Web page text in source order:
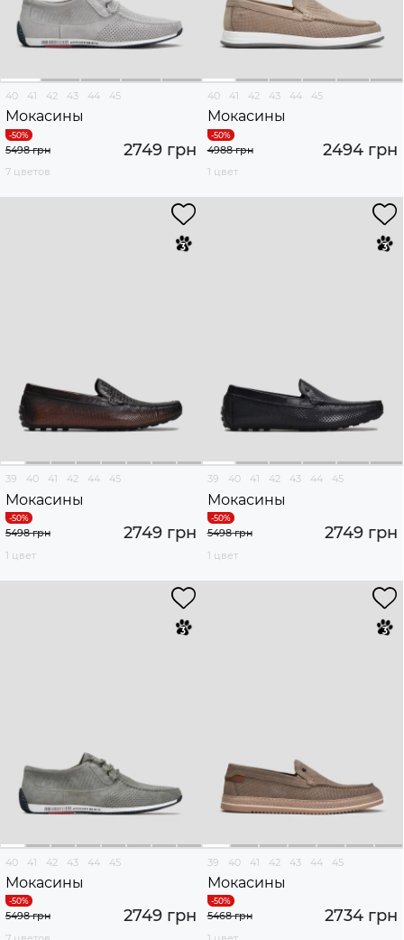
40 41 42 43 44 45
Мокасины
2749 грн
5498 грн
7 цветов
40 41 42 43 44 45
Мокасины
2494 грн
4988 грн
1 цвет
39 40 41 42 44 45
Мокасины
2749 грн
5498 грн
1 цвет
39 40 41 42 43 44 45
Мокасины
2749 грн
5498 грн
1 цвет
40 41 42 43 44 45
Мокасины
2749 грн
5498 грн
39 40 41 42 43 44 45
Мокасины
2734 грн
5468 грн